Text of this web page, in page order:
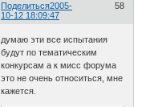
Поделиться 58
2005-
10-12 18:09:47
думаю эти все испытания
будут по тематическим
конкурсам а к мисс форума
это не очень относиться, мне
кажется.